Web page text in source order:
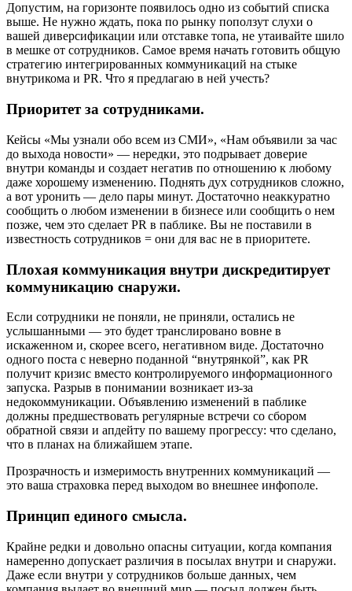
Допустим, на горизонте появилось одно из событий списка
выше. Не нужно ждать, пока по рынку поползут слухи о
вашей диверсификации или отставке топа, не утаивайте шило
в мешке от сотрудников. Самое время начать готовить общую
стратегию интегрированных коммуникаций на стыке
внутрикома и PR. Что я предлагаю в ней учесть?
Приоритет за сотрудниками.
Кейсы «Мы узнали обо всем из СМИ», «Нам объявили за час
до выхода новости» — нередки, это подрывает доверие
внутри команды и создает негатив по отношению к любому
даже хорошему изменению. Поднять дух сотрудников сложно,
а вот уронить — дело пары минут. Достаточно неаккуратно
сообщить о любом изменении в бизнесе или сообщить о нем
позже, чем это сделает PR в паблике. Вы не поставили в
известность сотрудников = они для вас не в приоритете.
Плохая коммуникация внутри дискредитирует
коммуникацию снаружи.
Если сотрудники не поняли, не приняли, остались не
услышанными — это будет транслировано вовне в
искаженном и, скорее всего, негативном виде. Достаточно
одного поста с неверно поданной “внутрянкой”, как PR
получит кризис вместо контролируемого информационного
запуска. Разрыв в понимании возникает из-за
недокоммуникации. Объявлению изменений в паблике
должны предшествовать регулярные встречи со сбором
обратной связи и апдейту по вашему прогрессу: что сделано,
что в планах на ближайшем этапе.
Прозрачность и измеримость внутренних коммуникаций —
это ваша страховка перед выходом во внешнее инфополе.
Принцип единого смысла.
Крайне редки и довольно опасны ситуации, когда компания
намеренно допускает различия в посылах внутри и снаружи.
Даже если внутри у сотрудников больше данных, чем